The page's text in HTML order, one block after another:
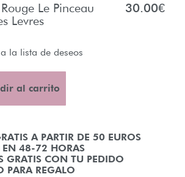
Le Pinceau
Levres
30.00€
la lista de deseos
A PARTIR DE 50 EUROS
EN 48-72 HORAS
GRATIS CON TU PEDIDO
PARA REGALO
al carrito